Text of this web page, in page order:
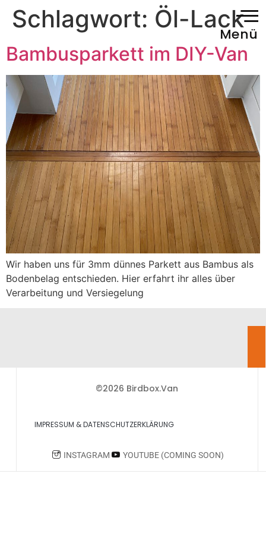
Menü
Schlagwort: Öl-Lack
Bambusparkett im DIY-Van
Wir haben uns für 3mm dünnes Parkett aus Bambus als
Bodenbelag entschieden. Hier erfahrt ihr alles über
Verarbeitung und Versiegelung
©2026 Birdbox.Van
IMPRESSUM & DATENSCHUTZERKLÄRUNG
INSTAGRAM YOUTUBE (COMING SOON)